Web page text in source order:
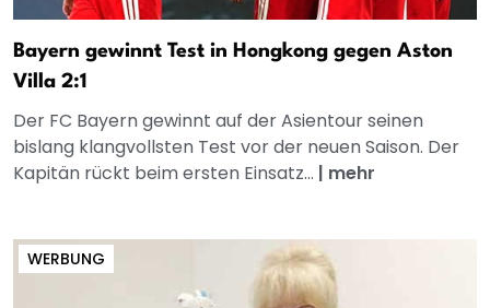
Bayern gewinnt Test in Hongkong gegen Aston
Villa 2:1
Der FC Bayern gewinnt auf der Asientour seinen
bislang klangvollsten Test vor der neuen Saison. Der
Kapitän rückt beim ersten Einsatz... | mehr
WERBUNG